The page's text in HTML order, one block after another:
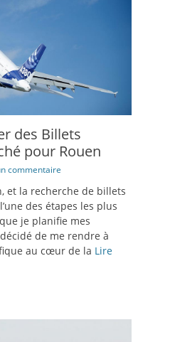
des Billets
pour Rouen
commentaire
et la recherche de billets
des étapes les plus
je planifie mes
de me rendre à
au cœur de la Lire